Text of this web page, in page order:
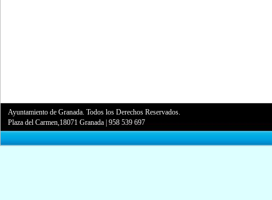
Ayuntamiento de Granada. Todos los Derechos Reservados.
Plaza del Carmen,18071 Granada |958 539 697